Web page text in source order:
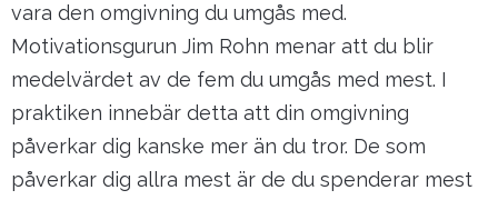
vara den omgivning du umgås med.
Motivationsgurun Jim Rohn menar att du blir
medelvärdet av de fem du umgås med mest. I
praktiken innebär detta att din omgivning
påverkar dig kanske mer än du tror. De som
påverkar dig allra mest är de du spenderar mest